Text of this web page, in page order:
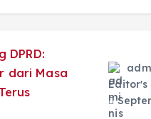
Editor's